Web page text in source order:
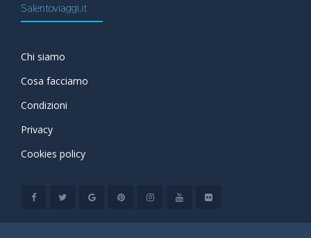
Salentoviaggi.it
Chi siamo
Cosa facciamo
Condizioni
Privacy
Cookies policy